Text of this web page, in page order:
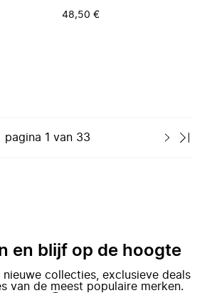
48,50 €
pagina 1 van 33
en blijf op de hoogte
collecties, exclusieve deals
van de meest populaire merken.